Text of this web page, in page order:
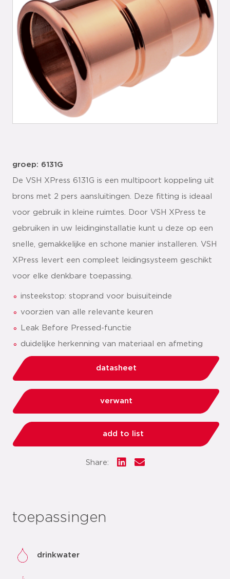
groep: 6131G
De VSH XPress 6131G is een multipoort koppeling uit
brons met 2 pers aansluitingen. Deze fitting is ideaal
voor gebruik in kleine ruimtes. Door VSH XPress te
gebruiken in uw leidinginstallatie kunt u deze op een
snelle, gemakkelijke en schone manier installeren. VSH
XPress levert een compleet leidingsysteem geschikt
voor elke denkbare toepassing.
insteekstop: stoprand voor buisuiteinde
voorzien van alle relevante keuren
Leak Before Pressed-functie
duidelijke herkenning van materiaal en afmeting
datasheet
verwant
add to list
Share:
toepassingen
drinkwater